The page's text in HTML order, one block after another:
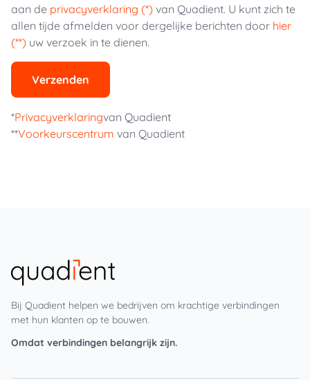
aan de privacyverklaring (*) van Quadient. U kunt zich te
allen tijde afmelden voor dergelijke berichten door hier
(**) uw verzoek in te dienen.
Verzenden
*Privacyverklaringvan Quadient
**Voorkeurscentrum van Quadient
Bij Quadient helpen we bedrijven om krachtige verbindingen
met hun klanten op te bouwen.
Omdat verbindingen belangrijk zijn.